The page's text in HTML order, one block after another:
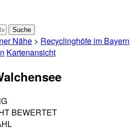
Nähe > Recyclinghöfe im Bayern
Kartenansicht
BEWERTET